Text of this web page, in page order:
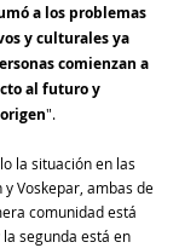
a los problemas
y culturales ya
comienzan a
al futuro y
".
la situación en las
Voskepar, ambas de
comunidad está
segunda está en